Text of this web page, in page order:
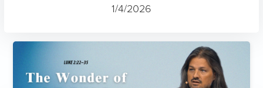
1/4/2026